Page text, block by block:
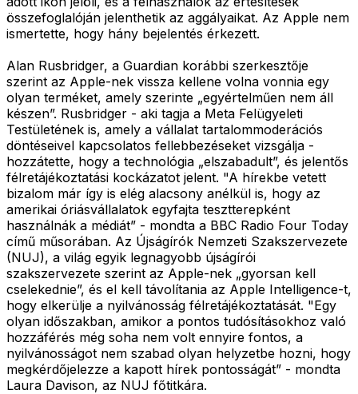
összefoglalóján jelenthetik az aggályaikat. Az Apple nem
ismertette, hogy hány bejelentés érkezett.
Alan Rusbridger, a Guardian korábbi szerkesztője
szerint az Apple-nek vissza kellene volna vonnia egy
olyan terméket, amely szerinte „egyértelműen nem áll
készen”. Rusbridger - aki tagja a Meta Felügyeleti
Testületének is, amely a vállalat tartalommoderációs
döntéseivel kapcsolatos fellebbezéseket vizsgálja -
hozzátette, hogy a technológia „elszabadult”, és jelentős
félretájékoztatási kockázatot jelent. "A hírekbe vetett
bizalom már így is elég alacsony anélkül is, hogy az
amerikai óriásvállalatok egyfajta tesztterepként
használnák a médiát” - mondta a BBC Radio Four Today
című műsorában. Az Újságírók Nemzeti Szakszervezete
(NUJ), a világ egyik legnagyobb újságírói
szakszervezete szerint az Apple-nek „gyorsan kell
cselekednie”, és el kell távolítania az Apple Intelligence-t,
hogy elkerülje a nyilvánosság félretájékoztatását. "Egy
olyan időszakban, amikor a pontos tudósításokhoz való
hozzáférés még soha nem volt ennyire fontos, a
nyilvánosságot nem szabad olyan helyzetbe hozni, hogy
megkérdőjelezze a kapott hírek pontosságát” - mondta
Laura Davison, az NUJ főtitkára.